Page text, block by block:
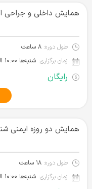
همایش داخلی و جراحی ارشد سال
طول دوره: ۸ ساعت
زمان برگزاری:
رایگان
همایش دو روزه ایمنی شناسی ارشد
طول دوره: ۱۸ ساعت
زمان برگزاری: